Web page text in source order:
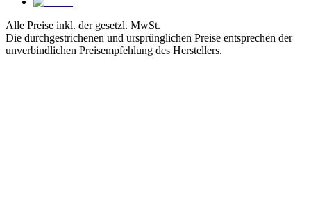
Alle Preise inkl. der gesetzl. MwSt.
Die durchgestrichenen und ursprünglichen Preise entsprechen der
unverbindlichen Preisempfehlung des Herstellers.